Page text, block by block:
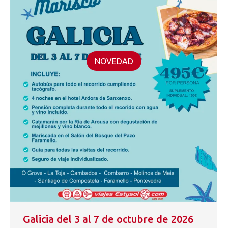
NOVEDAD
Galicia del 3 al 7 de octubre de 2026